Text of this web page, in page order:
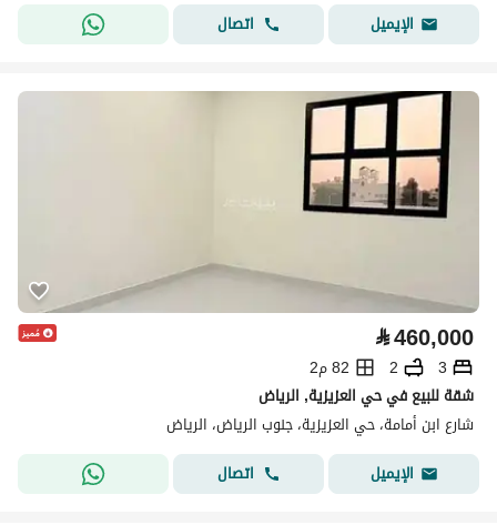
الإيميل
اتصال
⃁460,000
3
2
82 م2
شقة للبيع في حي العزيزية, الرياض
شارع ابن أمامة، حي العزيزية، جنوب الرياض، الرياض
الإيميل
اتصال